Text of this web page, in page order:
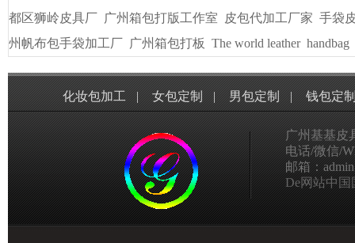
都区狮岭皮具厂 广州箱包打版工作室 皮包代加工厂家 手袋
州帆布包手袋加工厂 广州箱包打板 The world leather handbag
化妆包加工 | 女包定制 | 男包定制 | 钱包定
广州基基皮
电话/微信/
邮箱：
De网站中国